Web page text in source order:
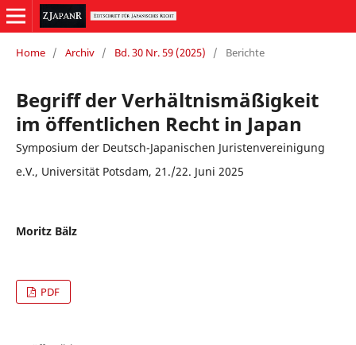
Home / Archiv / Bd. 30 Nr. 59 (2025) / Berichte
Begriff der Verhältnismäßigkeit
im öffentlichen Recht in Japan
Symposium der Deutsch-Japanischen Juristenvereinigung
e.V., Universität Potsdam, 21./22. Juni 2025
Moritz Bälz
PDF